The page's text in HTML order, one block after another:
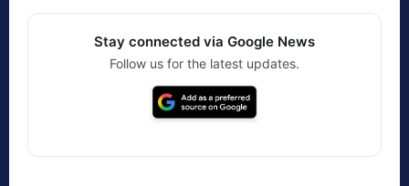
Stay connected via Google News
Follow us for the latest updates.